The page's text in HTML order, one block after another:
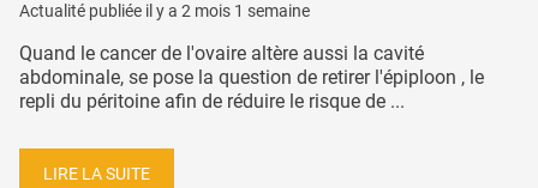
Actualité publiée il y a 2 mois 1 semaine
Quand le cancer de l'ovaire altère aussi la cavité
abdominale, se pose la question de retirer l'épiploon , le
repli du péritoine afin de réduire le risque de ...
LIRE LA SUITE